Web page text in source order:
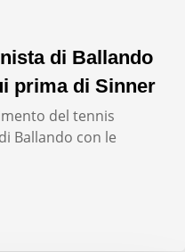
di Ballando
prima di Sinner
del tennis
Ballando con le